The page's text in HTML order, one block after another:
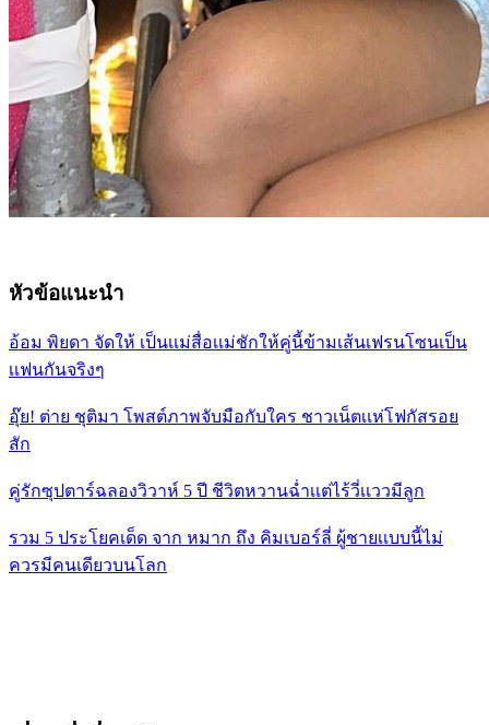
หัวข้อแนะนำ
อ้อม พิยดา จัดให้ เป็นเเม่สื่อเเม่ชักให้คู่นี้ข้ามเส้นเฟรนโซนเป็น
เเฟนกันจริงๆ
อุ๊ย! ต่าย ชุติมา โพสต์ภาพจับมือกับใคร ชาวเน็ตเเห่โฟกัสรอย
สัก
คู่รักซุปตาร์ฉลองวิวาห์ 5 ปี ชีวิตหวานฉ่ำเเต่ไร้วี่เเววมีลูก
รวม 5 ประโยคเด็ด จาก หมาก ถึง คิมเบอร์ลี่ ผู้ชายเเบบนี้ไม่
ควรมีคนเดียวบนโลก